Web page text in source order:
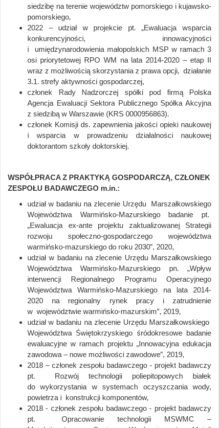
siedzibę na terenie województw pomorskiego i kujawsko-
pomorskiego,
2022 – udział w projekcie pt. „Ewaluacja wsparcia
konkurencyjności, innowacyjności
i umiędzynarodowienia małopolskich MSP w ramach 3
osi priorytetowej RPO WM na lata 2014-2020 – etap II
wraz z możliwością skorzystania z prawa opcji, działanie
3.1. strefy aktywności gospodarczej,
członek Rady Nadzorczej spółki pod firmą Polska
Agencja Ewaluacji Sektora Publicznego Spółka Akcyjna
z siedzibą w Warszawie (KRS 0000956863).
członek Komisji ds. zapewnienia jakości opieki naukowej
i wsparcia w prowadzeniu działalności naukowej
doktorantom szkoły doktorskiej.
WSPÓŁPRACA Z PRAKTYKĄ GOSPODARCZĄ, CZŁONEK
ZESPOŁU BADAWCZEGO m.in.:
udział w badaniu na zlecenie Urzędu Marszałkowskiego
Województwa Warmińsko-Mazurskiego badanie pt.
„Ewaluacja ex-ante projektu zaktualizowanej Strategii
rozwoju społeczno-gospodarczego województwa
warmińsko-mazurskiego do roku 2030”, 2020,
udział w badaniu na zlecenie Urzędu Marszałkowskiego
Województwa Warmińsko-Mazurskiego pn. „Wpływ
interwencji Regionalnego Programu Operacyjnego
Województwa Warmińsko-Mazurskiego na lata 2014-
2020 na regionalny rynek pracy i zatrudnienie
w województwie warmińsko-mazurskim”, 2019,
udział w badaniu na zlecenie Urzędu Marszałkowskiego
Województwa Świętokrzyskiego śródokresowe badanie
ewaluacyjne w ramach projektu „Innowacyjna edukacja
zawodowa – nowe możliwości zawodowe”, 2019,
2018 – członek zespołu badawczego - projekt badawczy
pt. Rozwój technologii poliepitopowych białek
do wykorzystania w systemach oczyszczania wody,
powietrza i konstrukcji komponentów,
2018 - członek zespołu badawczego - projekt badawczy
pt. Opracowanie technologii MSWMC –